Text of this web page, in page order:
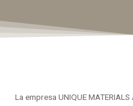
La empresa UNIQUE